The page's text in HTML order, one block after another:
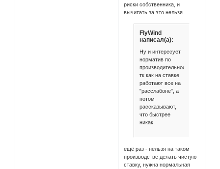
риски собственника, и
вычитать за это нельзя.
FlyWind
написал(а):
Ну и интересует
норматив по
производительности,
тк как на ставке
работают все на
"расслабоне", а
потом
рассказывают,
что быстрее
никак.
ещё раз - нельзя на таком
производстве делать чистую
ставку, нужна нормальная